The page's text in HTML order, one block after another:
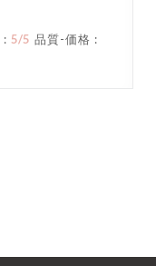
: 5/5 品質-価格 :